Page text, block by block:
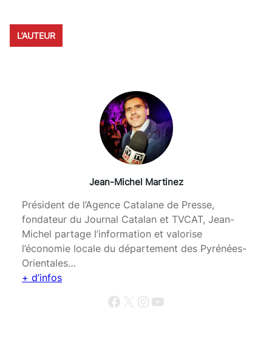
L’AUTEUR
Jean-Michel Martinez
Président de l’Agence Catalane de Presse,
fondateur du Journal Catalan et TVCAT, Jean-
Michel partage l’information et valorise
l’économie locale du département des Pyrénées-
Orientales…
+ d’infos
Facebook X Instagram YouTube